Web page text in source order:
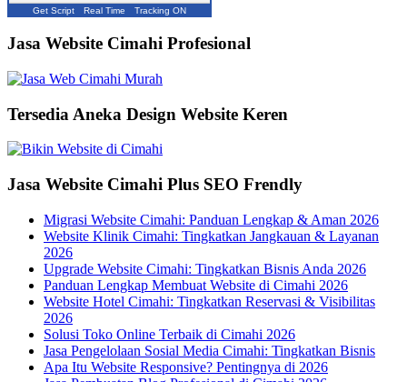
Get Script Real Time Tracking ON
Jasa Website Cimahi Profesional
Tersedia Aneka Design Website Keren
Jasa Website Cimahi Plus SEO Frendly
Migrasi Website Cimahi: Panduan Lengkap & Aman 2026
Website Klinik Cimahi: Tingkatkan Jangkauan & Layanan
2026
Upgrade Website Cimahi: Tingkatkan Bisnis Anda 2026
Panduan Lengkap Membuat Website di Cimahi 2026
Website Hotel Cimahi: Tingkatkan Reservasi & Visibilitas
2026
Solusi Toko Online Terbaik di Cimahi 2026
Jasa Pengelolaan Sosial Media Cimahi: Tingkatkan Bisnis
Apa Itu Website Responsive? Pentingnya di 2026